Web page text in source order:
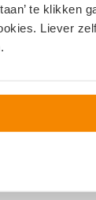
te klikken
Liever